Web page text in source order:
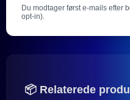
Du modtager først e-mails efter
opt-in).
📦 Relaterede